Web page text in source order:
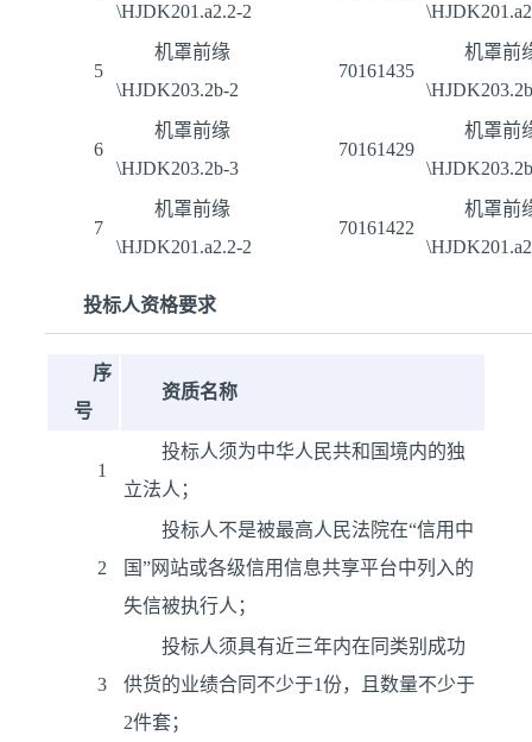
\HJDK201.a2.2-2
5
机罩前缘
\HJDK203.2b-2
70161435
机罩前
6
机罩前缘
\HJDK203.2b-3
70161429
机罩前
7
机罩前缘
\HJDK201.a2.2-2
70161422
机罩前
投标人资格要求
序
号
资质名称
1
投标人须为中华人民共和国境内的独
立法人；
2
投标人不是被最高人民法院在“信用中
国”网站或各级信用信息共享平台中列入的
失信被执行人；
3
投标人须具有近三年内在同类别成功
供货的业绩合同不少于1份，且数量不少于
2件套；